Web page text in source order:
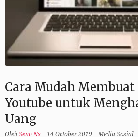
Cara Mudah
Youtube untuk
Uang
Oleh Seno Ns 14 October 2019 |Media Sosial